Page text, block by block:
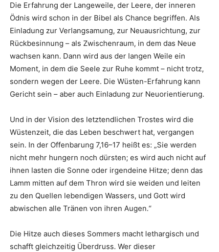
Die Erfahrung der Langeweile, der Leere, der inneren
Ödnis wird schon in der Bibel als Chance begriffen. Als
Einladung zur Verlangsamung, zur Neuausrichtung, zur
Rückbesinnung – als Zwischenraum, in dem das Neue
wachsen kann. Dann wird aus der langen Weile ein
Moment, in dem die Seele zur Ruhe kommt – nicht trotz,
sondern wegen der Leere. Die Wüsten-Erfahrung kann
Gericht sein – aber auch Einladung zur Neuorientierung.
Und in der Vision des letztendlichen Trostes wird die
Wüstenzeit, die das Leben beschwert hat, vergangen
sein. In der Offenbarung 7,16–17 heißt es: „Sie werden
nicht mehr hungern noch dürsten; es wird auch nicht auf
ihnen lasten die Sonne oder irgendeine Hitze; denn das
Lamm mitten auf dem Thron wird sie weiden und leiten
zu den Quellen lebendigen Wassers, und Gott wird
abwischen alle Tränen von ihren Augen.“
Die Hitze auch dieses Sommers macht lethargisch und
schafft gleichzeitig Überdruss. Wer dieser